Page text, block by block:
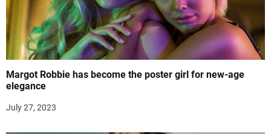
Margot Robbie has become the poster girl for new-age
elegance
July 27, 2023